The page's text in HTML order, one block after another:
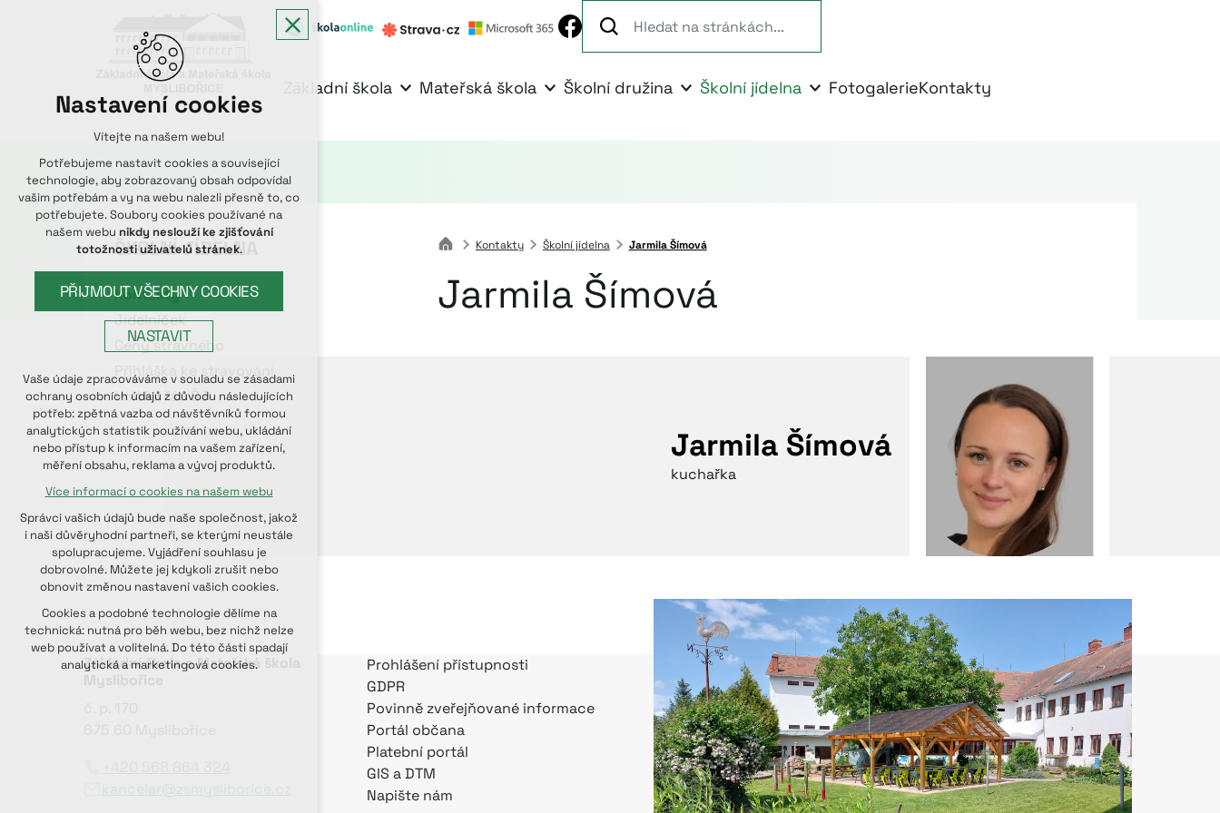
Základní škola Mateřská škola Školní družina Školní jídelna FotogalerieKontakty
Kontakty Školní jídelna Jarmila Šímová
Jarmila Šímová
Jarmila Šímová
kuchařka
ŠKOLNÍ JÍDELNA
Kontakty
Jídelníček
Ceny stravného
Přihláška ke stravování
Vnitřní řád ŠJ
Základní škola a Mateřská škola
Prohlášení přístupnosti
GDPR
Povinně zveřejňované informace
Portál občana
Platební portál
GIS a DTM
Napište nám
Nastavení cookies
Vítejte na našem webu!
Potřebujeme nastavit cookies a související
technologie, aby zobrazovaný obsah odpovídal
vašim potřebám a vy na webu nalezli přesně to, co
potřebujete. Soubory cookies používané na
našem webu nikdy neslouží ke zjišťování
totožnosti uživatelů stránek.
PŘIJMOUT VŠECHNY COOKIES
NASTAVIT
Technická cookies
nutná pro provozování webu
udržení kontextu stránek (session):
případná přihlášení, volby jazyka, apod.
Volitelná cookies
analytická pro anonymizované
vyhodnocení návštěvnosti
marketingová cookies (Google, Seznam,
Facebook)
Více informací o cookies na našem webu
PŘIJMOUT VŠECHNY COOKIES
ODMÍTNOUT VOLITELNÁ
Vaše údaje zpracováváme v souladu se zásadami
ochrany osobních údajů z důvodu následujících
potřeb: zpětná vazba od návštěvníků formou
analytických statistik používání webu, ukládání
nebo přístup k informacím na vašem zařízení,
měření obsahu, reklama a vývoj produktů.
Více informací o cookies na našem webu
Správci vašich údajů bude naše společnost, jakož
i naši důvěryhodní partneři, se kterými neustále
spolupracujeme. Vyjádření souhlasu je
dobrovolné. Můžete jej kdykoli zrušit nebo
obnovit změnou nastavení vašich cookies.
Cookies a podobné technologie dělíme na
technická: nutná pro běh webu, bez nichž nelze
web používat a volitelná. Do této části spadají
analytická a marketingová cookies.